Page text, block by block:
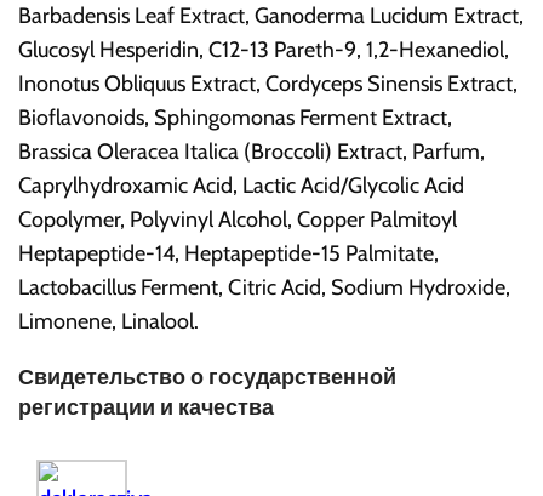
Barbadensis Leaf Extract, Ganoderma Lucidum Extract,
Glucosyl Hesperidin, C12-13 Pareth-9, 1,2-Hexanediol,
Inonotus Obliquus Extract, Cordyceps Sinensis Extract,
Bioflavonoids, Sphingomonas Ferment Extract,
Brassica Oleracea Italica (Broccoli) Extract, Parfum,
Caprylhydroxamic Acid, Lactic Acid/Glycolic Acid
Copolymer, Polyvinyl Alcohol, Copper Palmitoyl
Heptapeptide-14, Heptapeptide-15 Palmitate,
Lactobacillus Ferment, Citric Acid, Sodium Hydroxide,
Limonene, Linalool.
Свидетельство о государственной
регистрации и качества